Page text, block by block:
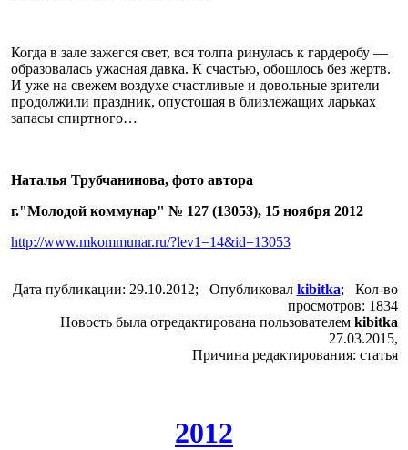
Когда в зале зажегся свет, вся толпа ринулась к гардеробу —
образовалась ужасная давка. К счастью, обошлось без жертв.
И уже на свежем воздухе счастливые и довольные зрители
продолжили праздник, опустошая в близлежащих ларьках
запасы спиртного…
Наталья Трубчанинова, фото автора
г."Молодой коммунар" № 127 (13053), 15 ноября 2012
http://www.mkommunar.ru/?lev1=14&id=13053
Дата публикации: 29.10.2012; Опубликовал kibitka; Кол-во
просмотров: 1834
Новость была отредактирована пользователем kibitka
27.03.2015,
Причина редактирования: статья
2012